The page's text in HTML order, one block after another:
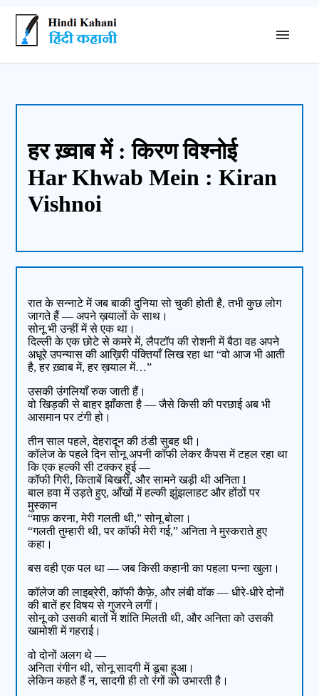
हर ख़्वाब में : किरण विश्नोई
Har Khwab Mein : Kiran
Vishnoi
रात के सन्नाटे में जब बाकी दुनिया सो चुकी होती है, तभी कुछ लोग
जागते हैं — अपने ख़यालों के साथ।
सोनू भी उन्हीं में से एक था।
दिल्ली के एक छोटे से कमरे में, लैपटॉप की रोशनी में बैठा वह अपने
अधूरे उपन्यास की आख़िरी पंक्तियाँ लिख रहा था “वो आज भी आती
है, हर ख़्वाब में, हर ख़याल में…”
उसकी उंगलियाँ रुक जाती हैं।
वो खिड़की से बाहर झाँकता है — जैसे किसी की परछाई अब भी
आसमान पर टंगी हो।
तीन साल पहले, देहरादून की ठंडी सुबह थी।
कॉलेज के पहले दिन सोनू अपनी कॉफी लेकर कैंपस में टहल रहा था
कि एक हल्की सी टक्कर हुई —
कॉफी गिरी, किताबें बिखरीं, और सामने खड़ी थी अनिता l
बाल हवा में उड़ते हुए, आँखों में हल्की झुंझलाहट और होंठों पर
मुस्कान
“माफ़ करना, मेरी गलती थी,” सोनू बोला।
“गलती तुम्हारी थी, पर कॉफी मेरी गई,” अनिता ने मुस्कराते हुए
कहा।
बस वही एक पल था — जब किसी कहानी का पहला पन्ना खुला।
कॉलेज की लाइब्रेरी, कॉफी कैफ़े, और लंबी वॉक — धीरे-धीरे दोनों
की बातें हर विषय से गुजरने लगीं।
सोनू को उसकी बातों में शांति मिलती थी, और अनिता को उसकी
खामोशी में गहराई।
वो दोनों अलग थे —
अनिता रंगीन थी, सोनू सादगी में डूबा हुआ।
लेकिन कहते हैं न, सादगी ही तो रंगों को उभारती है।